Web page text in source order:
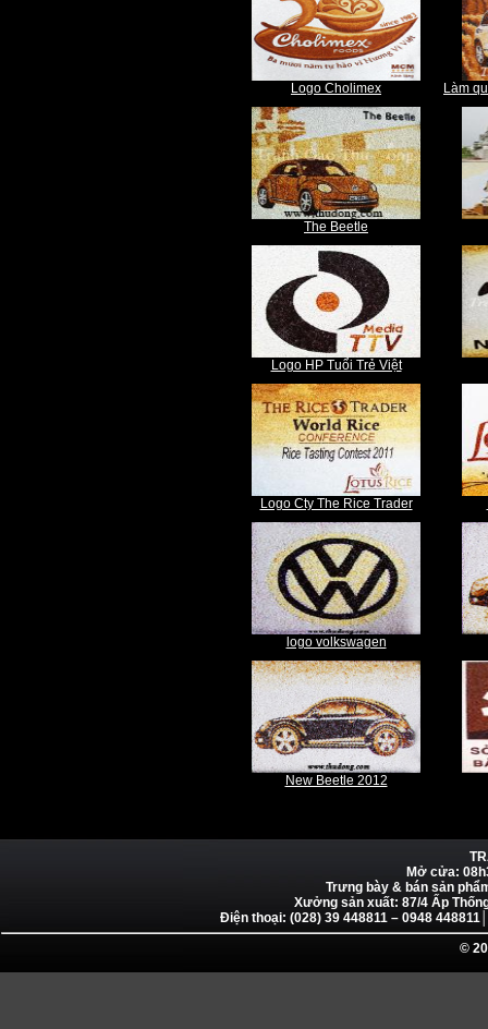
Logo Cholimex Làm
The Beetle
Logo HP Tuổi Trẻ Việt
Logo Cty The Rice Trader
logo volkswagen
New Beetle 2012
Mở cửa:
Trưng bày & bán sản
Xưởng sản xuất: 87/4 Ấp
Điện thoại: (028) 39 448811 – 0948
©